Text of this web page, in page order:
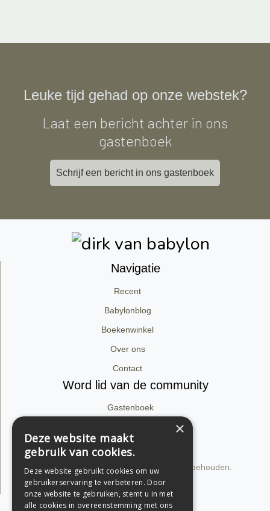
Leuke tijd gehad op onze webstek?
Laat een bericht achter in ons
gastenboek
Schrijf een bericht in ons gastenboek
Navigatie
Recent
Babylonblog
Boekenwinkel
Over ons
Contact
Word lid van de community
Gastenboek
Instagram
© 2026 dirk van babylon. Alle rechten voorbehouden.
Privacyverklaring
Support by Conversal
×
Deze website maakt
gebruik van cookies.
Deze website gebruikt cookies om uw
gebruikerservaring te verbeteren. Door
onze website te gebruiken, stemt u in met
alle cookies in overeenstemming met ons